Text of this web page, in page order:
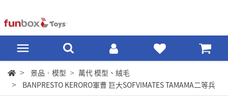
景品‧模型
萬代 模型、絨毛
BANPRESTO KERORO軍曹 巨大SOFVIMATES TAMAMA二等兵